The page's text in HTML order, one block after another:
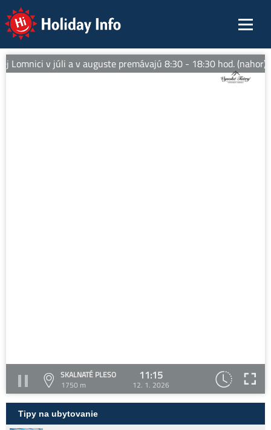
Holiday Info
Lomnici v júli a v auguste premávajú 8:30 - 18:30 hod. (nahor).
SKALNATÉ PLESO
1750 m
11:15
12. 1. 2026
Tipy na ubytovanie